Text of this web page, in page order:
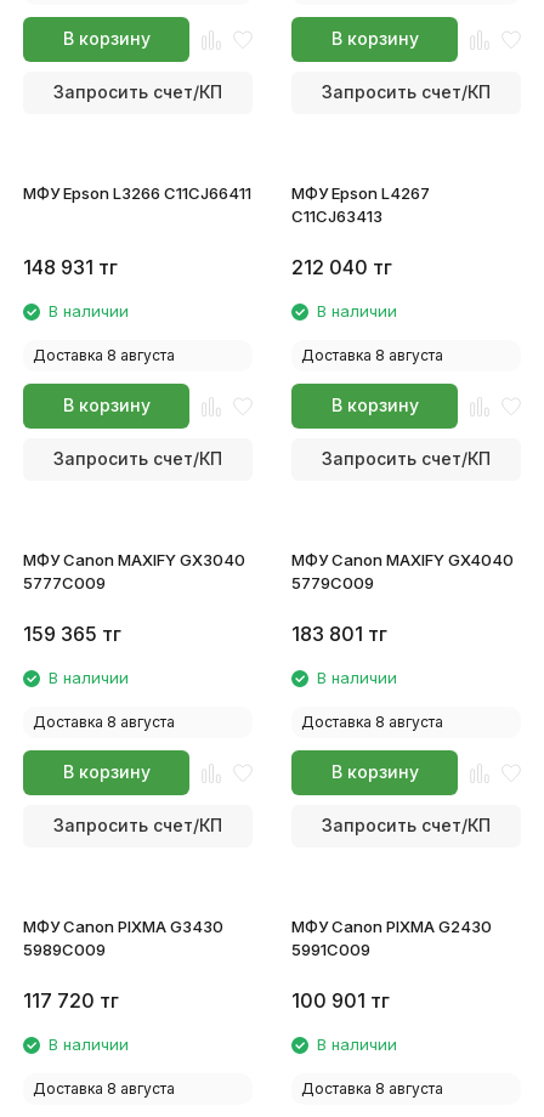
В корзину
Запросить счет/КП
В корзину
Запросить счет/КП
МФУ Epson L3266 C11CJ66411
148 931 тг
В наличии
Доставка 8 августа
В корзину
Запросить счет/КП
МФУ Epson L4267
C11CJ63413
212 040 тг
В наличии
Доставка 8 августа
В корзину
Запросить счет/КП
МФУ Canon MAXIFY GX3040
5777C009
159 365 тг
В наличии
Доставка 8 августа
В корзину
Запросить счет/КП
МФУ Canon MAXIFY GX4040
5779C009
183 801 тг
В наличии
Доставка 8 августа
В корзину
Запросить счет/КП
МФУ Canon PIXMA G3430
5989C009
117 720 тг
В наличии
Доставка 8 августа
МФУ Canon PIXMA G2430
5991C009
100 901 тг
В наличии
Доставка 8 августа